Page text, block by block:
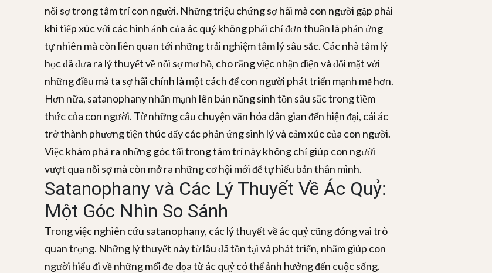
nỗi sợ trong tâm trí con người. Những triệu chứng sợ hãi mà con người gặp phải
khi tiếp xúc với các hình ảnh của ác quỷ không phải chỉ đơn thuần là phản ứng
tự nhiên mà còn liên quan tới những trải nghiệm tâm lý sâu sắc. Các nhà tâm lý
học đã đưa ra lý thuyết về nỗi sợ mơ hồ, cho rằng việc nhận diện và đối mặt với
những điều mà ta sợ hãi chính là một cách để con người phát triển mạnh mẽ hơn.
Hơn nữa, satanophany nhấn mạnh lên bản năng sinh tồn sâu sắc trong tiềm
thức của con người. Từ những câu chuyện văn hóa dân gian đến hiện đại, cái ác
trở thành phương tiện thúc đẩy các phản ứng sinh lý và cảm xúc của con người.
Việc khám phá ra những góc tối trong tâm trí này không chỉ giúp con người
vượt qua nỗi sợ mà còn mở ra những cơ hội mới để tự hiểu bản thân mình.
Satanophany và Các Lý Thuyết Về Ác Quỷ:
Một Góc Nhìn So Sánh
Trong việc nghiên cứu satanophany, các lý thuyết về ác quỷ cũng đóng vai trò
quan trọng. Những lý thuyết này từ lâu đã tồn tại và phát triển, nhằm giúp con
người hiểu đi về những mối đe dọa từ ác quỷ có thể ảnh hưởng đến cuộc sống.